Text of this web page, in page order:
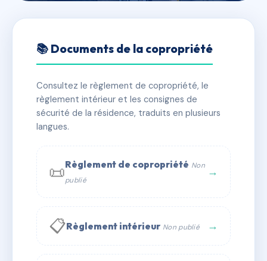
SDC Petits Hôtels 24
✓ Immatriculée 🏠 24 lots 🏗 1 bâtiment(s)
📞 Contacter Syndic Digital
📚 Documents de la copropriété
Consultez le règlement de copropriété, le
règlement intérieur et les consignes de
sécurité de la résidence, traduits en plusieurs
langues.
📜Règlement de copropriété Non
publié
→
📋Règlement intérieur Non publié →